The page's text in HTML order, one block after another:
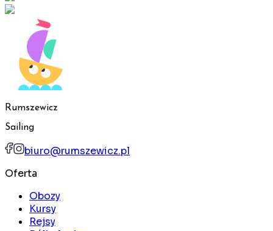
Rumszewicz
Sailing
biuro@rumszewicz.pl
Oferta
Obozy
Kursy
Rejsy